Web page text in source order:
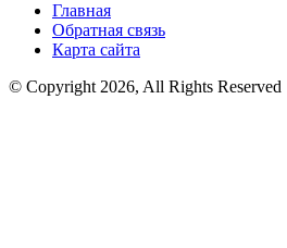
Главная
Обратная связь
Карта сайта
© Copyright 2026, All Rights Reserved